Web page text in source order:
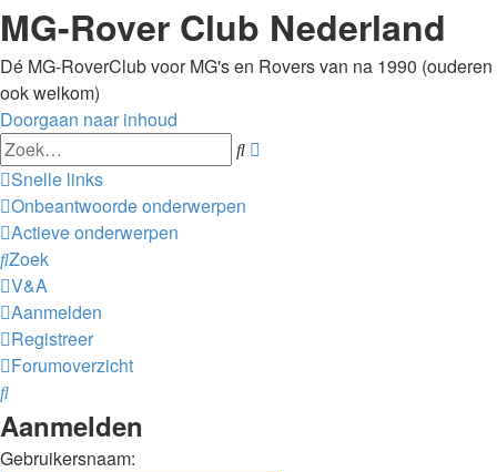
MG-Rover Club Nederland
Dé MG-RoverClub voor MG's en Rovers van na 1990 (ouderen
ook welkom)
Doorgaan naar inhoud
Zoek
Snelle links
Onbeantwoorde onderwerpen
Actieve onderwerpen
Zoek
V&A
Aanmelden
Registreer
Forumoverzicht
Zoek
Aanmelden
Gebruikersnaam: